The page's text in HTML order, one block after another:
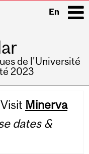
En
de l'Université
2023
Visit Minerva
dates &